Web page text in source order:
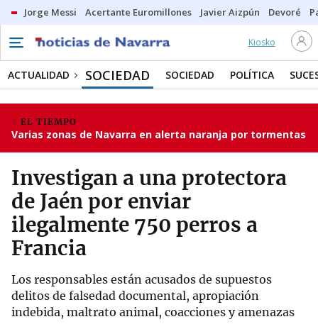
Jorge Messi Acertante Euromillones Javier Aizpún Devoré
Kiosko
ACTUALIDAD SOCIEDAD SOCIEDAD POLÍTICA
EL TIEMPO
Varias zonas de Navarra en alerta naranja por tormentas
Investigan a una protectora
de Jaén por enviar
ilegalmente 750 perros a
Francia
Los responsables están acusados de supuestos
delitos de falsedad documental, apropiación
indebida, maltrato animal, coacciones y amenazas